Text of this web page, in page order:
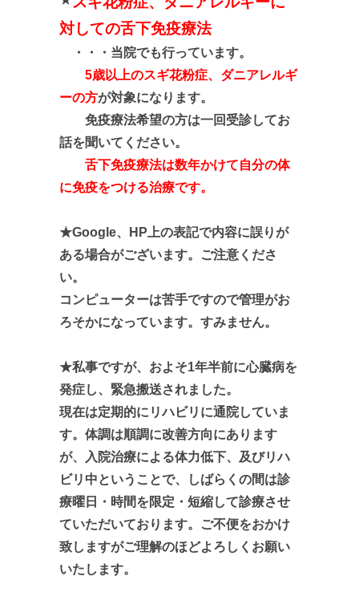
対しての舌下免疫療法
・・・当院でも行っています。
5歳以上のスギ花粉症、ダニアレルギ
ーの方が対象になります。
免疫療法希望の方は一回受診してお
話を聞いてください。
舌下免疫療法は数年かけて自分の体
に免疫をつける治療です。
★Google、HP上の表記で内容に誤りが
ある場合がございます。ご注意くださ
い。
コンピューターは苦手ですので管理がお
ろそかになっています。すみません。
★私事ですが、およそ1年半前に心臓病を
発症し、緊急搬送されました。
現在は定期的にリハビリに通院していま
す。体調は順調に改善方向にあります
が、入院治療による体力低下、及びリハ
ビリ中ということで、しばらくの間は診
療曜日・時間を限定・短縮して診療させ
ていただいております。ご不便をおかけ
致しますがご理解のほどよろしくお願い
いたします。